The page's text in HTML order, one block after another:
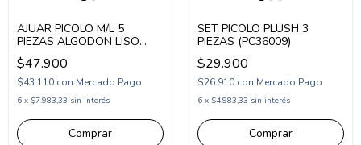
AJUAR PICOLO M/L 5
PIEZAS ALGODON LISO
(PC10110)
$47.900
$43.110 con Mercado Pago
6 x $7.983,33 sin interés
Comprar
SET PICOLO PLUSH 3
PIEZAS (PC36009)
$29.900
$26.910 con Mercado Pago
6 x $4.983,33 sin interés
Comprar